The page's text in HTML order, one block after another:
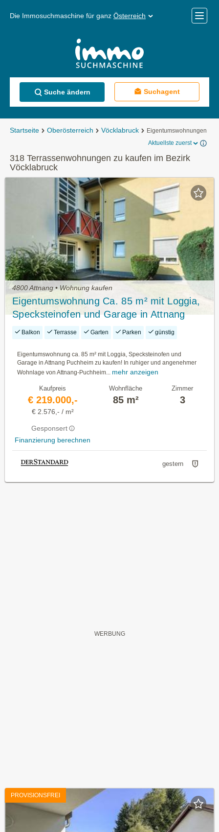
Die Immosuchmaschine für ganz Österreich
Menü
Suche ändern Suchagent
Startseite Oberösterreich Vöcklabruck
Eigentumswohnungen
Aktuellste zuerst
318 Terrassenwohnungen zu kaufen im Bezirk
Vöcklabruck
4800 Attnang • Wohnung kaufen
Eigentumswohnung Ca. 85 m² mit Loggia,
Specksteinofen und Garage in Attnang
Puchheim zu Kaufen!
Balkon Terrasse Garten Parken günstig
Eigentumswohnung ca. 85 m² mit Loggia, Specksteinofen und
Garage in Attnang Puchheim zu kaufen! In ruhiger und angenehmer
Wohnlage von Attnang-Puchheim...
mehr anzeigen
Kaufpreis
€ 219.000,-
€ 2.576,- / m²
Gesponsert
Finanzierung berechnen
Wohnfläche
85 m²
Zimmer
3
gestern
PROVISIONSFREI